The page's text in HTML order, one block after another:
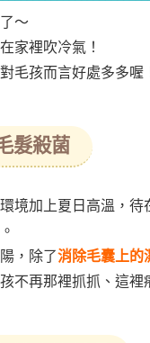
～
家裡吹冷氣！
毛孩而言好處多多喔
髮殺菌
境加上夏日高溫，待
，除了消除毛囊上的
不再那裡抓抓、這裡